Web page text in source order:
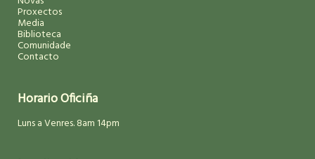
Proxectos
Media
Biblioteca
Comunidade
Contacto
Horario Oficiña
Luns a Venres. 8am 14pm